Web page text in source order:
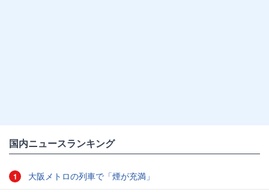
国内ニュースランキング
1 大阪メトロの列車で「煙が充満」